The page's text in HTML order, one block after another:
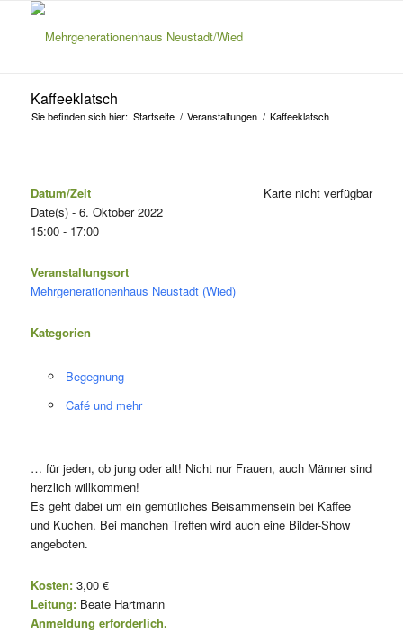
Kaffeeklatsch
Sie befinden sich hier: Startseite / Veranstaltungen / Kaffeeklatsch
Karte nicht verfügbar
Datum/Zeit
Date(s) - 6. Oktober 2022
15:00 - 17:00
Veranstaltungsort
Mehrgenerationenhaus Neustadt (Wied)
Kategorien
Begegnung
Café und mehr
… für jeden, ob jung oder alt! Nicht nur Frauen, auch Männer sind
herzlich willkommen!
Es geht dabei um ein gemütliches Beisammensein bei Kaffee
und Kuchen. Bei manchen Treffen wird auch eine Bilder-Show
angeboten.
Kosten: 3,00 €
Leitung: Beate Hartmann
Anmeldung erforderlich.